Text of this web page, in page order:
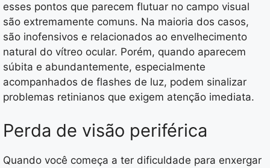
esses pontos que parecem flutuar no campo visual
são extremamente comuns. Na maioria dos casos,
são inofensivos e relacionados ao envelhecimento
natural do vítreo ocular. Porém, quando aparecem
súbita e abundantemente, especialmente
acompanhados de flashes de luz, podem sinalizar
problemas retinianos que exigem atenção imediata.
Perda de visão periférica
Quando você começa a ter dificuldade para enxergar